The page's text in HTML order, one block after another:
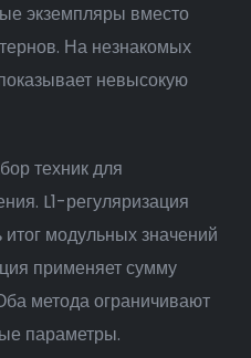
экземпляры вместо
На незнакомых
невысокую
техник для
L1-регуляризация
модульных значений
применяет сумму
метода ограничивают
параметры.